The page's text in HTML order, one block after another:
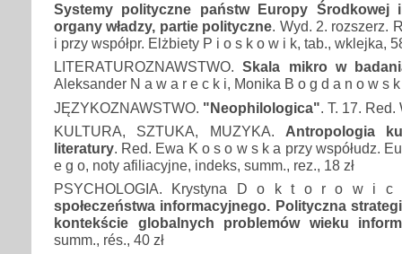
Systemy polityczne państw Europy Środkowej
organy władzy, partie polityczne. Wyd. 2. rozszerz.
i przy współpr. Elżbiety P i o s k o w i k, tab., wklejka,
LITERATUROZNAWSTWO.Skala mikro w
Aleksander N a w a r e c k i, Monika B o g d a n o w s k
JĘZYKOZNAWSTWO. "Neophilologica". T. 17. Red.
KULTURA, SZTUKA, MUZYKA. Antropologia
literatury. Red. Ewa K o s o w s k a przy współudz.
e g o, noty afiliacyjne, indeks, summ., rez., 18 zł
PSYCHOLOGIA. Krystyna D o k t o r o w i
społeczeństwa informacyjnego. Polityczna
kontekście globalnych problemów wieku
summ., rés., 40 zł